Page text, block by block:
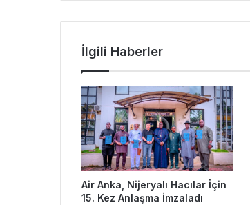
İlgili Haberler
Air Anka, Nijeryalı Hacılar İçin
15. Kez Anlaşma İmzaladı